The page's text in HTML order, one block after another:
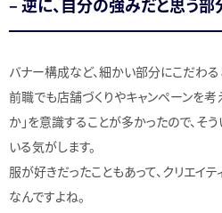
バナー構成など、細かい部分にこだわる
前職でも店舗づくりやキャンペーンを考
か」を意識することが多かったので、そ
いる気がします。
服が好きだったこともあって、クリエイ
なんですよね。